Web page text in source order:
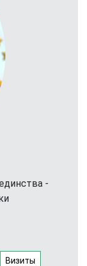
-
Визиты